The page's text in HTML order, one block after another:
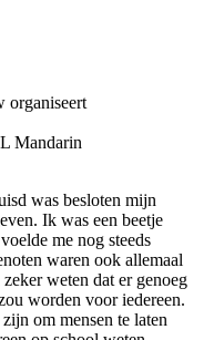
Mandarin
was besloten mijn
Ik was een beetje
me nog steeds
waren ook allemaal
weten dat er genoeg
worden voor iedereen.
om mensen te laten